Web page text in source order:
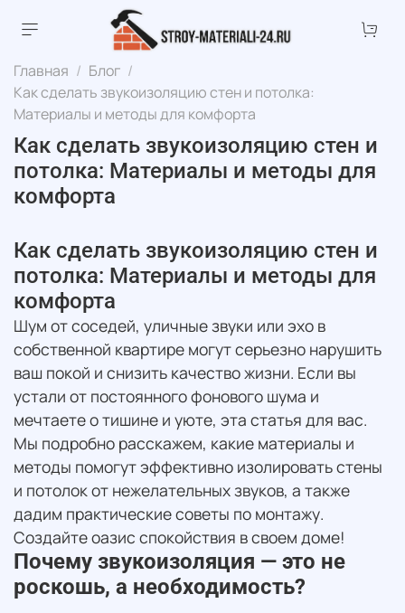
Главная
Блог
Как сделать звукоизоляцию стен и потолка:
Материалы и методы для комфорта
Как сделать звукоизоляцию стен и
потолка: Материалы и методы для
комфорта
Как сделать звукоизоляцию стен и
потолка: Материалы и методы для
комфорта
Шум от соседей, уличные звуки или эхо в
собственной квартире могут серьезно нарушить
ваш покой и снизить качество жизни. Если вы
устали от постоянного фонового шума и
мечтаете о тишине и уюте, эта статья для вас.
Мы подробно расскажем, какие материалы и
методы помогут эффективно изолировать стены
и потолок от нежелательных звуков, а также
дадим практические советы по монтажу.
Создайте оазис спокойствия в своем доме!
Почему звукоизоляция — это не
роскошь, а необходимость?